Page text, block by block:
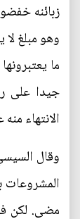
وهو مبلغ
ما
جيدا على
الانتهاء
وقال
المشروعات
مضى. لكن